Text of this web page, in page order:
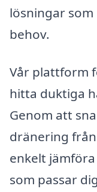
lösningar som
behov.
Vår plattform
hitta duktiga
Genom att
dränering
enkelt
som passar